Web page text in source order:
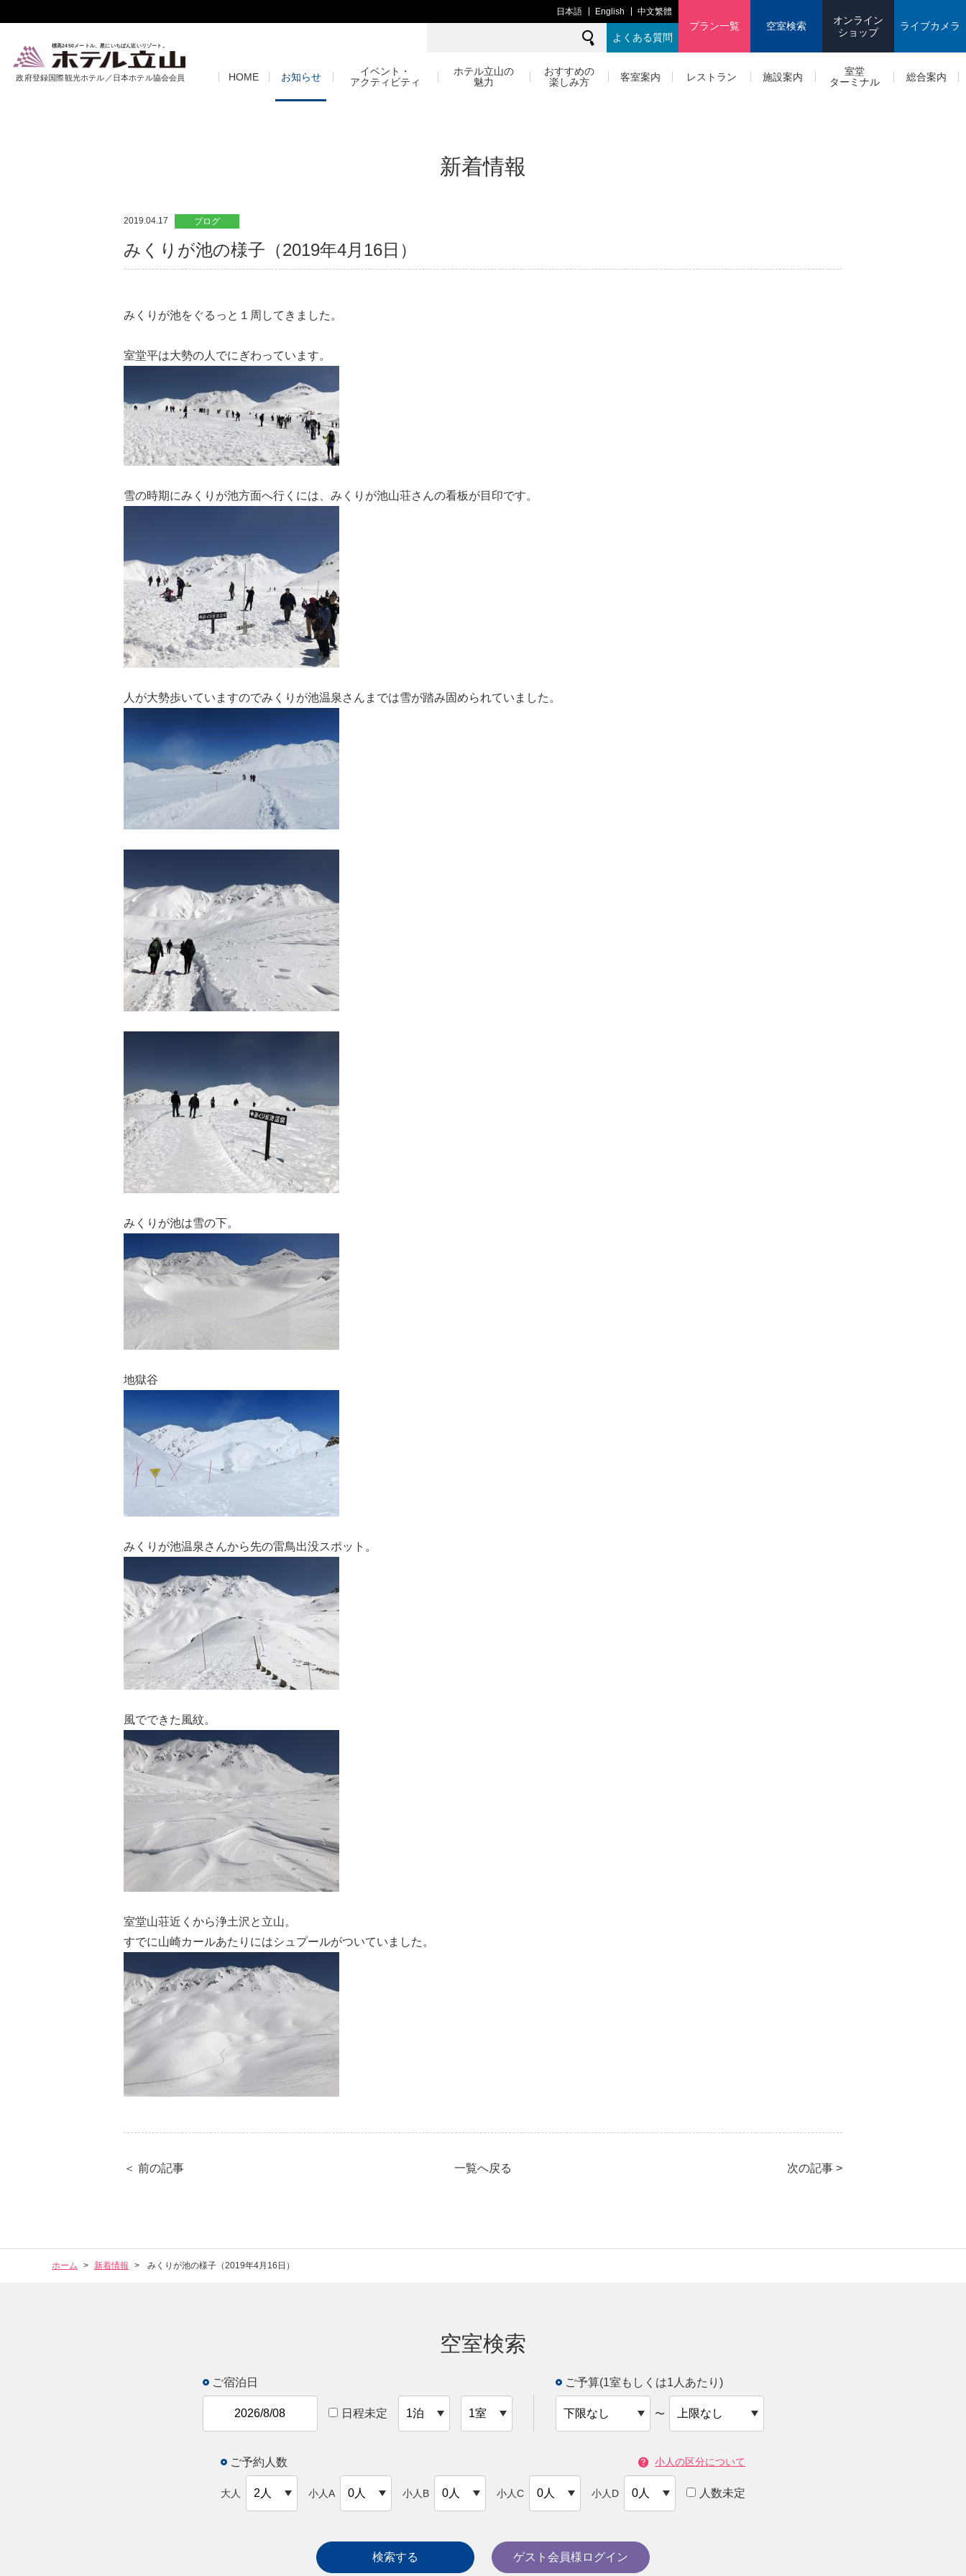
標高2450メートル、星にいちばん近いリゾート。
政府登録国際観光ホテル／日本ホテル協会会員
日本語 English 中文繁體
プラン一覧 空室検索
オンライン
ショップ
ライブカメラ
よくある質問
HOME お知らせ
イベント・
アクティビティ
ホテル立山の
魅力
おすすめの
楽しみ方
客室案内 レストラン 施設案内
室堂
ターミナル
総合案内
新着情報
2019.04.17 ブログ
みくりが池の様子（2019年4月16日）
みくりが池をぐるっと１周してきました。
室堂平は大勢の人でにぎわっています。
雪の時期にみくりが池方面へ行くには、みくりが池山荘さんの看板が目印です。
人が大勢歩いていますのでみくりが池温泉さんまでは雪が踏み固められていました。
みくりが池は雪の下。
地獄谷
みくりが池温泉さんから先の雷鳥出没スポット。
風でできた風紋。
室堂山荘近くから浄土沢と立山。
すでに山崎カールあたりにはシュプールがついていました。
一覧へ戻る
＜ 前の記事 次の記事 >
ホーム 新着情報 みくりが池の様子（2019年4月16日）
空室検索
ご宿泊日
日程未定
ご予算(1室もしくは1人あたり)
〜
ご予約人数 小人の区分について
大人 小人A 小人B 小人C 小人D 人数未定
検索する ゲスト会員様ログイン